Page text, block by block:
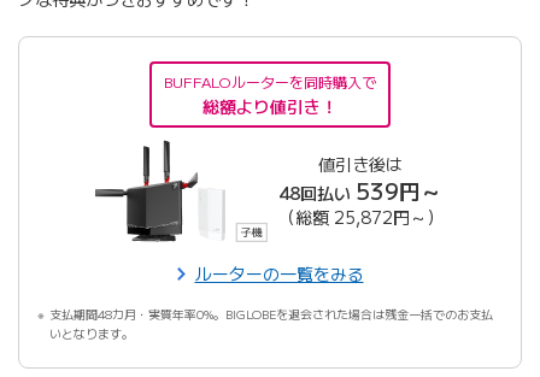
BUFFALOルーターを同時購入で
総額より値引き！
値引き後は
48回払い 539円～
（総額 25,872円～）
ルーターの一覧をみる
支払期間48カ月・実質年率0%。BIGLOBEを退会された場合は残金一括でのお支払
いとなります。